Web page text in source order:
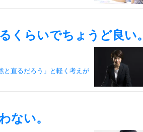
くらいでちょうど良い。
と直るだろう」と軽く考えが
ない。